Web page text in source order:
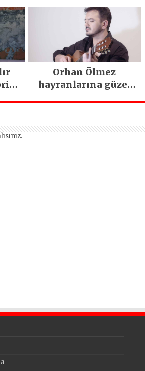
Orhan Ölmez
hayranlarına güzel
.